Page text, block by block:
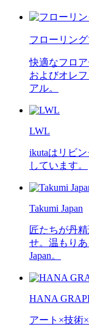
フローリン
快適なフロ
およびオレ
アル。
LWL
ikutaはリビ
しています。
Takumi Japan
匠たちが丹
せ。温もり
Japan。
HANA
アート×技術